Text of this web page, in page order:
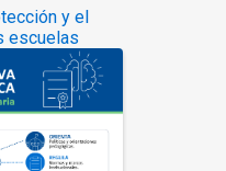
y el
escuelas